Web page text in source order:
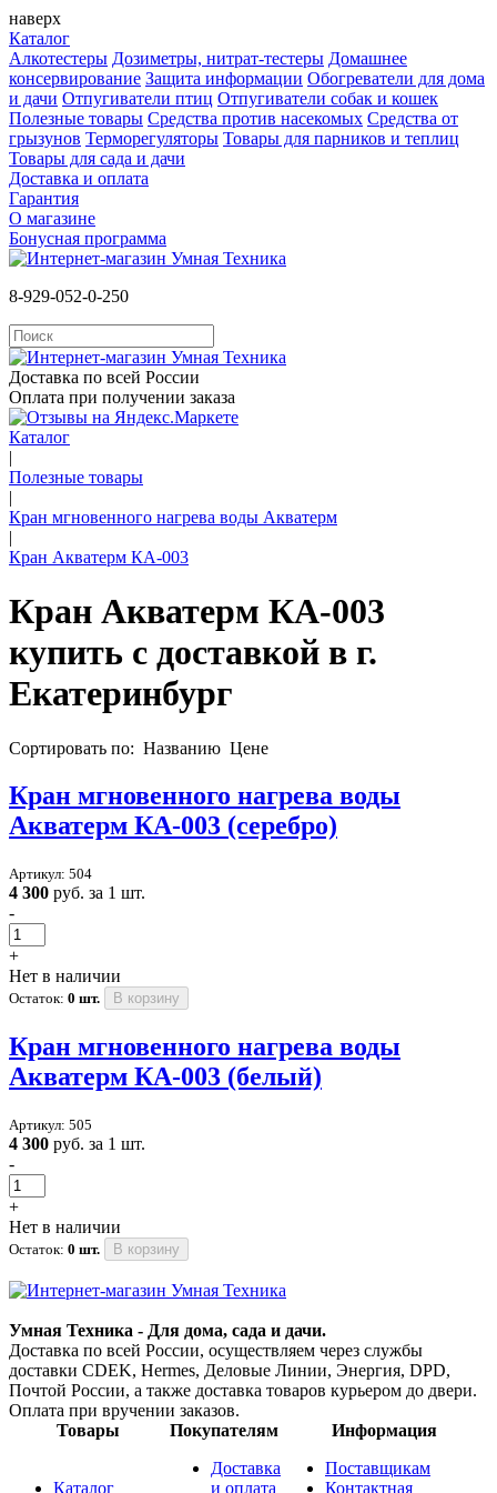
наверх
Каталог
Алкотестеры Дозиметры, нитрат-тестеры Домашнее
консервирование Защита информации Обогреватели для дома
и дачи Отпугиватели птиц Отпугиватели собак и кошек
Полезные товары Средства против насекомых Cредства от
грызунов Терморегуляторы Товары для парников и теплиц
Товары для сада и дачи
Доставка и оплата
Гарантия
О магазине
Бонусная программа
8-929-052-0-250
Доставка по всей России
Оплата при получении заказа
Каталог
|
Полезные товары
|
Кран мгновенного нагрева воды Акватерм
|
Кран Акватерм КА-003
Кран Акватерм КА-003
купить с доставкой в г.
Екатеринбург
Сортировать по: Названию Цене
Кран мгновенного нагрева воды
Акватерм КА-003 (серебро)
Артикул: 504
4 300 руб. за 1 шт.
-
+
Нет в наличии
Остаток: 0 шт. В корзину
Кран мгновенного нагрева воды
Акватерм КА-003 (белый)
Артикул: 505
4 300 руб. за 1 шт.
-
+
Нет в наличии
Остаток: 0 шт. В корзину
Умная Техника - Для дома, сада и дачи.
Доставка по всей России, осуществляем через службы
доставки CDEK, Hermes, Деловые Линии, Энергия, DPD,
Почтой России, а также доставка товаров курьером до двери.
Оплата при вручении заказов.
Товары
Покупателям Информация
Каталог
Доставка
и оплата
Поставщикам
Контактная